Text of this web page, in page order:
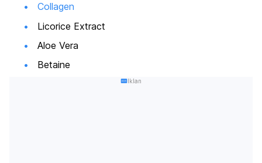
Collagen
Licorice Extract
Aloe Vera
Betaine
Iklan